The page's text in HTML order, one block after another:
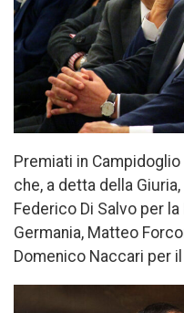
Premiati in
che, a detta della
Federico Di Salvo per
Germania, Matteo
Domenico Naccari per